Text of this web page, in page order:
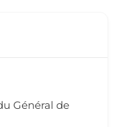
Général de